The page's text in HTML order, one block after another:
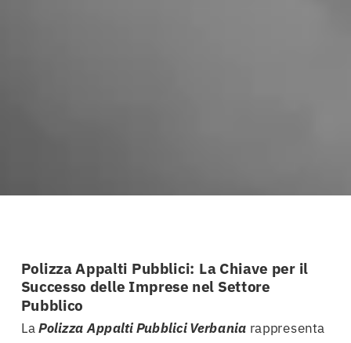
Polizza Appalti Pubblici: La Chiave per il
Successo delle Imprese nel Settore
Pubblico
LaPolizza Appalti Pubblici Verbania rappresenta